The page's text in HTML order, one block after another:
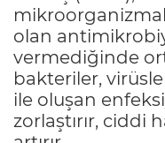
olan
vermediğinde
bakteriler,
ile oluşan
zorlaştırır, ciddi